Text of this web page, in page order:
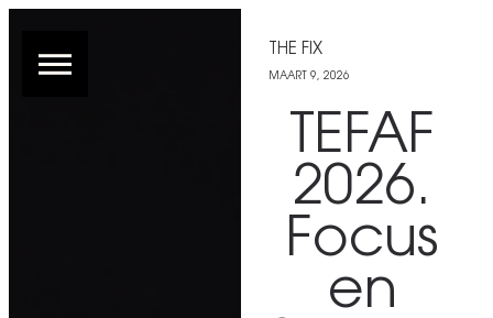
THE FIX
MAART 9, 2026
TEFAF
2026.
Focus
en